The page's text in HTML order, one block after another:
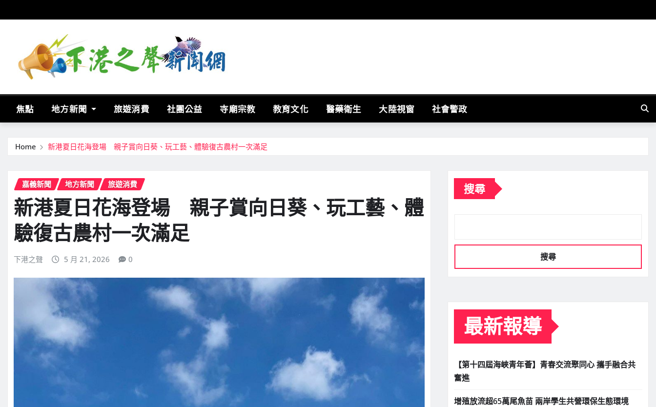
to
焦點 地方新聞 旅遊消費 社團公益 寺廟宗教 教育文化 醫藥衛生 大陸視窗 社會警政
Home 新港夏日花海登場 親子賞向日葵、玩工藝、體驗復古農村一次滿足
嘉義新聞 地方新聞 旅遊消費
新港夏日花海登場 親子賞向日葵、玩工藝、體
驗復古農村一次滿足
下港之聲 5 月 21, 2026 0
搜尋
搜尋
最新報導
【第十四屆海峽青年薈】青春交流聚同心 攜手融合共
奮進
增殖放流超65萬尾魚苗 兩岸學生共營環保生態環境